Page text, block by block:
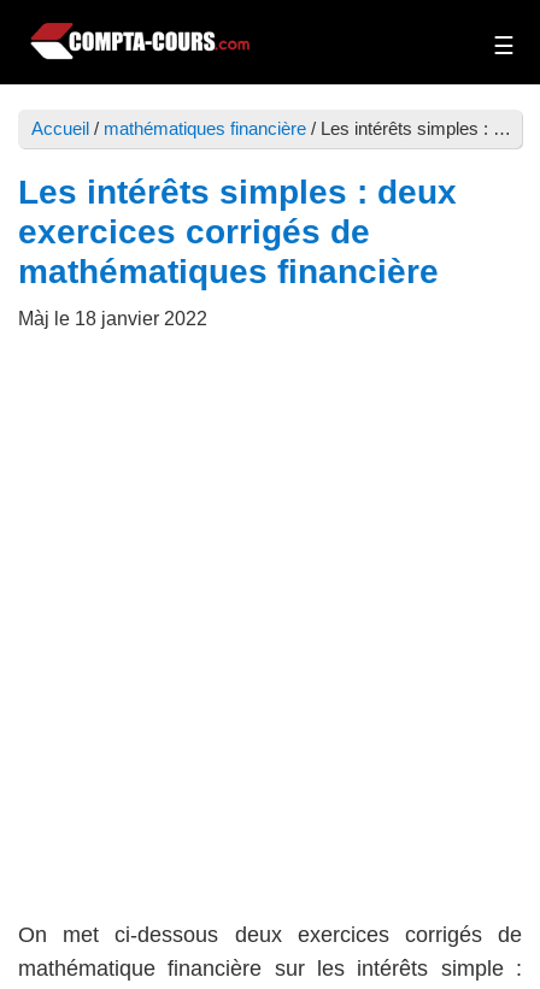
Passer
contenu
principal
Passer
la
barre
latérale
principale
Cours
exercices
de
comptabilité
Accueil / mathématiques financière / Les intérêts simples : deux exercices corrigés de mathématiques financière
Les intérêts simples : deux
exercices corrigés de
mathématiques financière
Màj le 18 janvier 2022
On met ci-dessous deux exercices corrigés de
mathématique financière sur les intérêts simple :